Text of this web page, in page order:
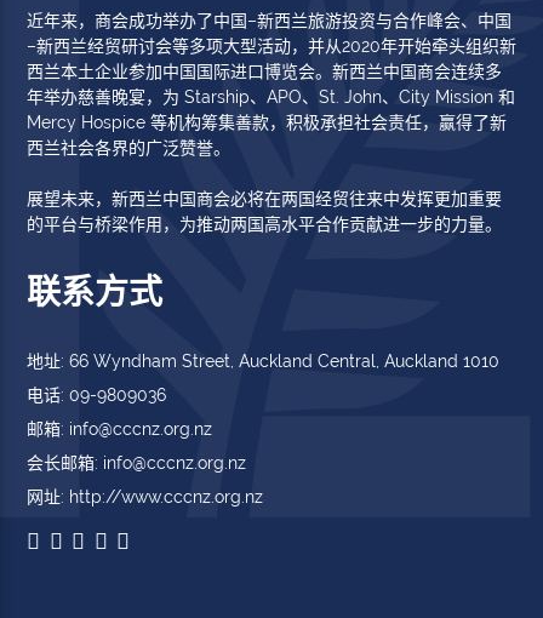
近年来，商会成功举办了中国–新西兰旅游投资与合作峰会、中国
–新西兰经贸研讨会等多项大型活动，并从2020年开始牵头组织新
西兰本土企业参加中国国际进口博览会。新西兰中国商会连续多
年举办慈善晚宴，为 Starship、APO、St. John、City Mission 和
Mercy Hospice 等机构筹集善款，积极承担社会责任，赢得了新
西兰社会各界的广泛赞誉。
展望未来，新西兰中国商会必将在两国经贸往来中发挥更加重要
的平台与桥梁作用，为推动两国高水平合作贡献进一步的力量。
联系方式
地址: 66 Wyndham Street, Auckland Central, Auckland 1010
电话: 09-9809036
邮箱: info@cccnz.org.nz
会长邮箱: info@cccnz.org.nz
网址: http://www.cccnz.org.nz